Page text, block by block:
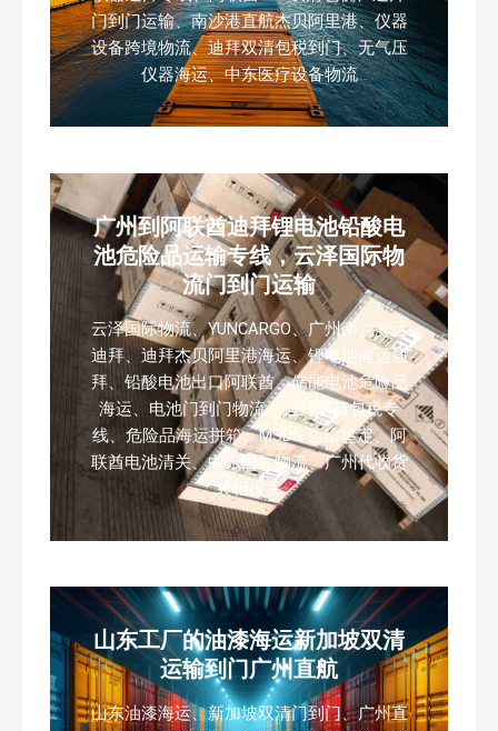
门到门运输、南沙港直航杰贝阿里港、仪器
设备跨境物流、迪拜双清包税到门、无气压
仪器海运、中东医疗设备物流
广州到阿联酋迪拜锂电池铅酸电
池危险品运输专线，云泽国际物
流门到门运输
云泽国际物流、YUNCARGO、广州南沙海运
迪拜、迪拜杰贝阿里港海运、锂电池海运迪
拜、铅酸电池出口阿联酋、储能电池危险品
海运、电池门到门物流、迪拜双清包税专
线、危险品海运拼箱、MSDS 运输鉴定、阿
联酋电池清关、中东国际物流、广州代收货
装柜报关
山东工厂的油漆海运新加坡双清
运输到门广州直航
山东油漆海运、新加坡双清门到门、广州直